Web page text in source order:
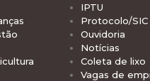
IPTU
Protocolo/SIC
Ouvidoria
Notícias
Coleta de lixo
Vagas de